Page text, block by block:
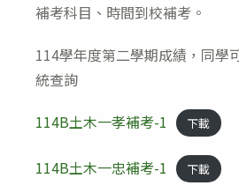
補考科目、時間到校補考。
114學年度第二學期成績，同學
統查詢
114B土木一孝補考-1
下載
114B土木一忠補考-1 下載